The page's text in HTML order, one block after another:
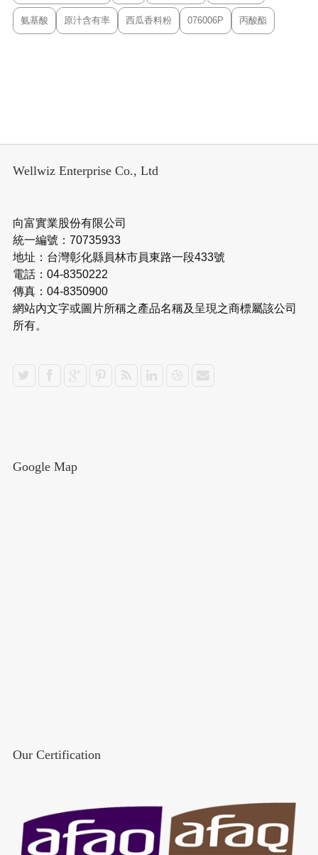
氨基酸 原汁含有率 西瓜香料粉 076006P 丙酸酯
Wellwiz Enterprise Co., Ltd
向富實業股份有限公司
統一編號：70735933
地址：台灣彰化縣員林市員東路一段433號
電話：04-8350222
傳真：04-8350900
網站內文字或圖片所稱之產品名稱及呈現之商標屬該公司
所有。
Google Map
Our Certification